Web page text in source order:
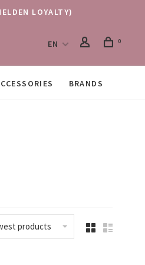
LOYALTY)
EN 0
BRANDS
products